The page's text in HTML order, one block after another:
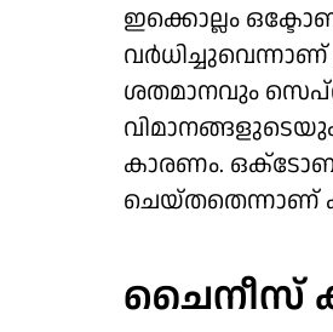
ഇക്കൊല്ലം
ശതമാനവും
കാരണം.
ചൈനീസ്